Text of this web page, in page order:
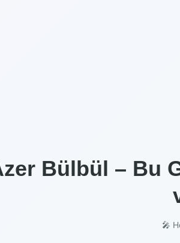
Bülbül – Bu
🎤